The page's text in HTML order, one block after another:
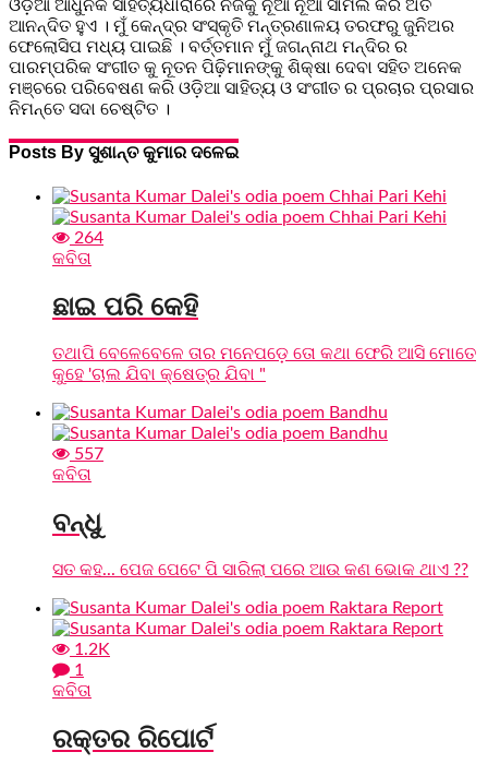
ଓଡ଼ିଆ ଆଧୁନିକ ସାହିତ୍ୟଧାରାରେ ନିଜକୁ ନୂଆ ନୂଆ ସାମିଲ କରି ଅତି
ଆନନ୍ଦିତ ହୁଏ । ମୁଁ କେନ୍ଦ୍ର ସଂସ୍କୃତି ମନ୍ତ୍ରଣାଳୟ ତରଫରୁ ଜୁନିଅର
ଫେଲୋସିପ ମଧ୍ୟ ପାଇଛି । ବର୍ତ୍ତମାନ ମୁଁ ଜଗନ୍ନାଥ ମନ୍ଦିର ର
ପାରମ୍ପରିକ ସଂଗୀତ କୁ ନୂତନ ପିଢ଼ିମାନଙ୍କୁ ଶିକ୍ଷା ଦେବା ସହିତ ଅନେକ
ମଞ୍ଚରେ ପରିବେଷଣ କରି ଓଡ଼ିଆ ସାହିତ୍ୟ ଓ ସଂଗୀତ ର ପ୍ରଚାର ପ୍ରସାର
ନିମନ୍ତେ ସଦା ଚେଷ୍ଟିତ ।
Posts By ସୁଶାନ୍ତ କୁମାର ଦଳେଇ
264
କବିତା
ଛାଇ ପରି କେହି
ତଥାପି ବେଳେବେଳେ ତାର ମନେପଡ଼େ ତୋ କଥା ଫେରି ଆସି ମୋତେ
କୁହେ 'ଚାଲ ଯିବା କ୍ଷେତ୍ର ଯିବା "
557
କବିତା
ବନ୍ଧୁ
ସତ କହ... ପେଜ ପେଟେ ପି ସାରିଲା ପରେ ଆଉ କଣ ଭୋକ ଥାଏ ??
1.2K
1
କବିତା
ରକ୍ତର ରିପୋର୍ଟ